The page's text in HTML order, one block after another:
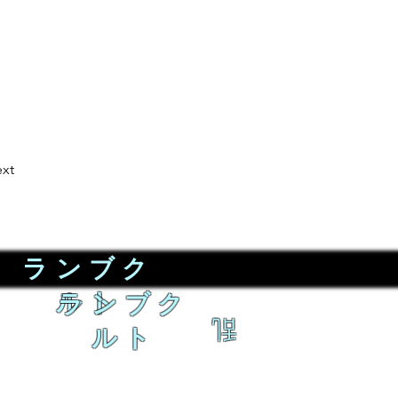
ランブク
ルト
ランブク
ルト
乱